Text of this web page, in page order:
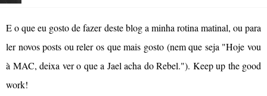
E o que eu gosto de fazer deste blog a minha rotina matinal, ou para
ler novos posts ou reler os que mais gosto (nem que seja "Hoje vou
à MAC, deixa ver o que a Jael acha do Rebel."). Keep up the good
work!